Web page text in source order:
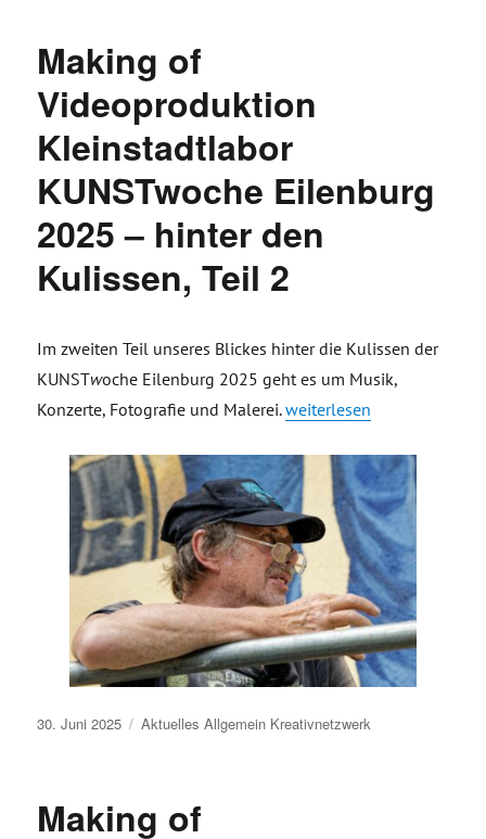
Making of
Videoproduktion
Kleinstadtlabor
KUNSTwoche Eilenburg
2025 – hinter den
Kulissen, Teil 2
Im zweiten Teil unseres Blickes hinter die Kulissen der
KUNSTwoche Eilenburg 2025 geht es um Musik,
Konzerte, Fotografie und Malerei.„Making of
weiterlesen
Veröffentlicht
30. Juni 2025 Aktuelles Allgemein Kreativnetzwerk
Making of